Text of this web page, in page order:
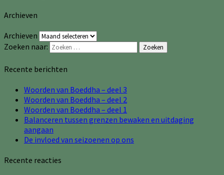
Archieven
Archieven
Zoeken naar:
Zoeken
Recente berichten
Woorden van Boeddha – deel 3
Woorden van Boeddha – deel 2
Woorden van Boeddha – deel 1
Balanceren tussen grenzen bewaken en uitdaging
aangaan
De invloed van seizoenen op ons
Recente reacties